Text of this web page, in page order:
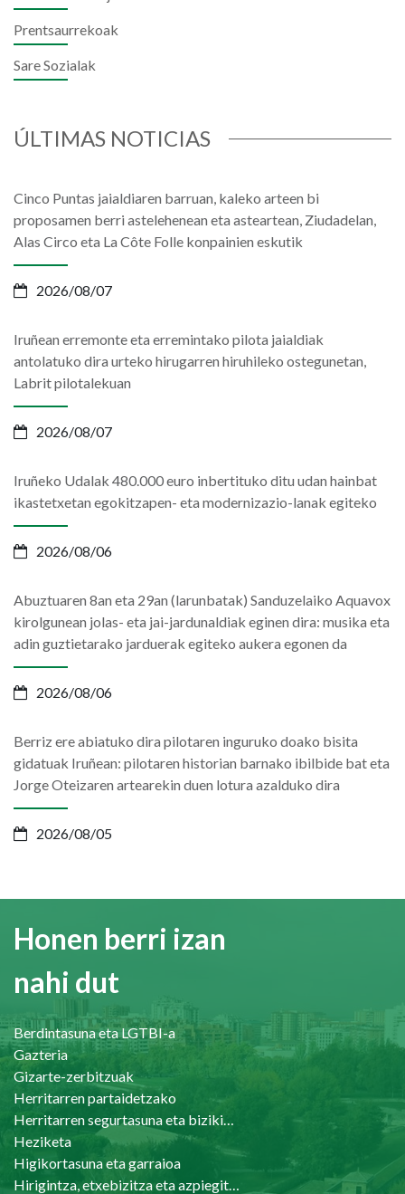
Prentsaurrekoak
Sare Sozialak
ÚLTIMAS NOTICIAS
Cinco Puntas jaialdiaren barruan, kaleko arteen bi
proposamen berri astelehenean eta asteartean, Ziudadelan,
Alas Circo eta La Côte Folle konpainien eskutik
2026/08/07
Iruñean erremonte eta erremintako pilota jaialdiak
antolatuko dira urteko hirugarren hiruhileko ostegunetan,
Labrit pilotalekuan
2026/08/07
Iruñeko Udalak 480.000 euro inbertituko ditu udan hainbat
ikastetxetan egokitzapen- eta modernizazio-lanak egiteko
2026/08/06
Abuztuaren 8an eta 29an (larunbatak) Sanduzelaiko Aquavox
kirolgunean jolas- eta jai-jardunaldiak eginen dira: musika eta
adin guztietarako jarduerak egiteko aukera egonen da
2026/08/06
Berriz ere abiatuko dira pilotaren inguruko doako bisita
gidatuak Iruñean: pilotaren historian barnako ibilbide bat eta
Jorge Oteizaren artearekin duen lotura azalduko dira
2026/08/05
Honen berri izan
nahi dut
Berdintasuna eta LGTBI-a
Gazteria
Gizarte-zerbitzuak
Herritarren partaidetzako
Herritarren segurtasuna eta bizikidetasuna
Heziketa
Higikortasuna eta garraioa
Hirigintza, etxebizitza eta azpiegiturak